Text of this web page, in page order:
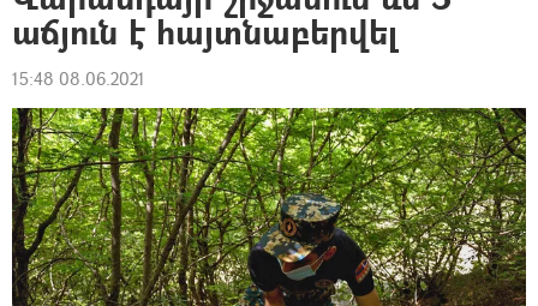
աճյուն է հայտնաբերվել
15:48 08.06.2021